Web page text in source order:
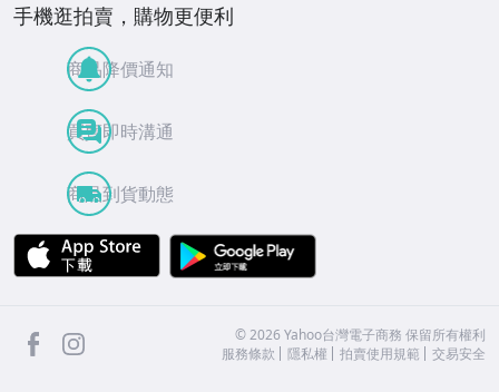
手機逛拍賣，購物更便利
商品降價通知
買賣即時溝通
商品到貨動態
APP Store
facebook ©2026 Yahoo台灣電子商務 保留所有權利
服務條款
隱私權 拍賣使用規範 交易安全